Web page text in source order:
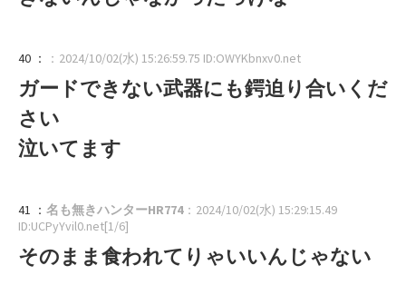
40 ： ：2024/10/02(水) 15:26:59.75 ID:OWYKbnxv0.net
ガードできない武器にも鍔迫り合いくだ
さい
泣いてます
41 ： 名も無きハンターHR774：2024/10/02(水) 15:29:15.49
ID:UCPyYvil0.net[1/6]
そのまま食われてりゃいいんじゃない